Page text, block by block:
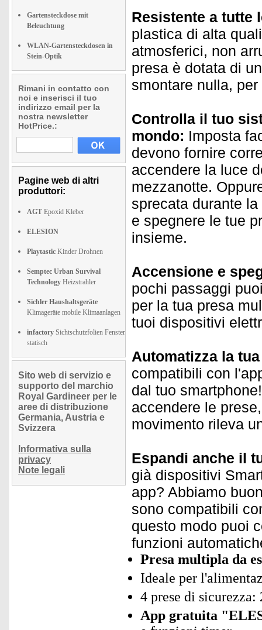
Gartensteckdose mit
Beleuchtung
WLAN-Gartensteckdosen in
Stein-Optik
Rimani in contatto con
noi e inserisci il tuo
indirizzo email per la
nostra newsletter
HotPrice.:
Pagine web di altri
produttori:
AGT Epoxid Kleber
ELESION
Playtastic Kinder Drohnen
Semptec Urban Survival
Technology Heizstrahler
Sichler Haushaltsgeräte
Klimageräte mobile Klimaanlagen
infactory Sichtschutzfolien Fenster
statisch
Sito web di servizio e
supporto del marchio
Royal Gardineer per le
aree di distribuzione
Germania, Austria e
Svizzera
Informativa sulla
privacy
Note legali
Resistente a tutte
plastica di alta
atmosferici, non
presa è dotata di
smontare nulla,
Controlla il tuo
mondo: Imposta
devono fornire
accendere la luce
mezzanotte.
sprecata durante
e spegnere le tue
insieme.
Accensione e
pochi passaggi
per la tua presa
tuoi dispositivi
Automatizza la
compatibili con
dal tuo
accendere le
movimento rileva
Espandi anche il
già dispositivi
app? Abbiamo
sono compatibili
questo modo puoi
funzioni
Presa multipla da
Ideale per
4 prese di sicurezza:
App gratuita